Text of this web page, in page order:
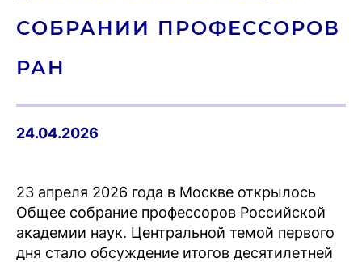
СОБ­РА­НИИ ПРО­ФЕС­СО­РОВ
РАН
24.04.2026
23 апреля 2026 года в Москве открылось
Общее собрание профессоров Российской
академии наук. Центральной темой первого
дня стало обсуждение итогов десятилетней